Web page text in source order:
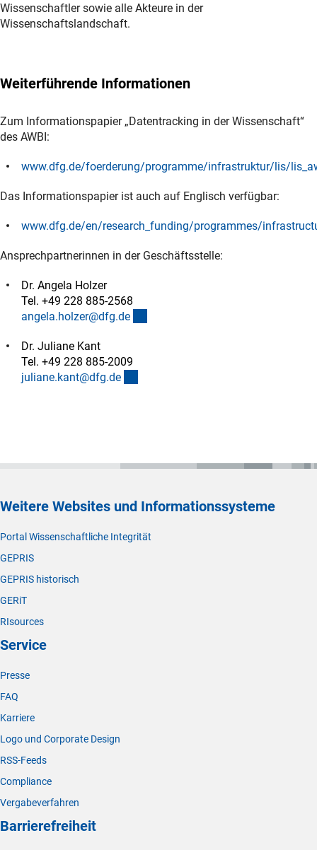
Wissenschaftler sowie alle Akteure in der
Wissenschaftslandschaft.
Weiterführende Informationen
Zum Informationspapier „Datentracking in der Wissenschaft“
des AWBI:
www.dfg.de/foerderung/programme/infrastruktur/lis/
Das Informationspapier ist auch auf Englisch verfügbar:
www.dfg.de/en/research_funding/programmes/
Ansprechpartnerinnen in der Geschäftsstelle:
Dr. Angela Holzer
Tel. +49 228 885-2568
angela.holzer@dfg.de
Dr. Juliane Kant
Tel. +49 228 885-2009
juliane.kant@dfg.de
Weitere Websites und Informationssysteme
Portal Wissenschaftliche Integrität
GEPRIS
GEPRIS historisch
GERiT
RIsources
Service
Presse
FAQ
Karriere
Logo und Corporate Design
RSS-Feeds
Compliance
Vergabeverfahren
Barrierefreiheit